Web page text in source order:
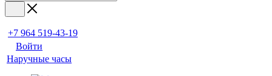
+7 964 519-43-19
Войти
Наручные часы